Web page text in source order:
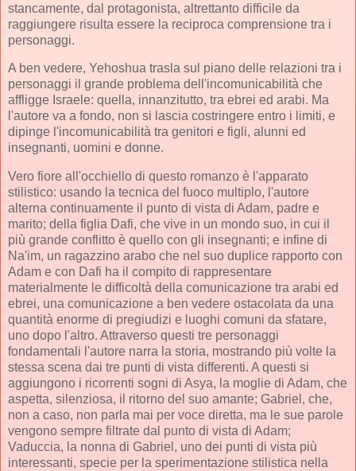
stancamente, dal protagonista, altrettanto difficile da
raggiungere risulta essere la reciproca comprensione tra i
personaggi.
A ben vedere, Yehoshua trasla sul piano delle relazioni tra i
personaggi il grande problema dell'incomunicabilità che
affligge Israele: quella, innanzitutto, tra ebrei ed arabi. Ma
l'autore va a fondo, non si lascia costringere entro i limiti, e
dipinge l'incomunicabilità tra genitori e figli, alunni ed
insegnanti, uomini e donne.
Vero fiore all'occhiello di questo romanzo è l'apparato
stilistico: usando la tecnica del fuoco multiplo, l'autore
alterna continuamente il punto di vista di Adam, padre e
marito; della figlia Dafi, che vive in un mondo suo, in cui il
più grande conflitto è quello con gli insegnanti; e infine di
Na'im, un ragazzino arabo che nel suo duplice rapporto con
Adam e con Dafi ha il compito di rappresentare
materialmente le difficoltà della comunicazione tra arabi ed
ebrei, una comunicazione a ben vedere ostacolata da una
quantità enorme di pregiudizi e luoghi comuni da sfatare,
uno dopo l'altro. Attraverso questi tre personaggi
fondamentali l'autore narra la storia, mostrando più volte la
stessa scena dai tre punti di vista differenti. A questi si
aggiungono i ricorrenti sogni di Asya, la moglie di Adam, che
aspetta, silenziosa, il ritorno del suo amante; Gabriel, che,
non a caso, non parla mai per voce diretta, ma le sue parole
vengono sempre filtrate dal punto di vista di Adam;
Vaduccia, la nonna di Gabriel, uno dei punti di vista più
interessanti, specie per la sperimentazione stilistica nella